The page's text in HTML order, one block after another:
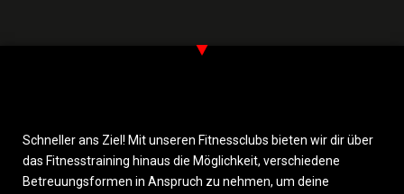
Schneller ans Ziel! Mit unseren Fitnessclubs bieten wir dir über
das Fitnesstraining hinaus die Möglichkeit, verschiedene
Betreuungsformen in Anspruch zu nehmen, um deine